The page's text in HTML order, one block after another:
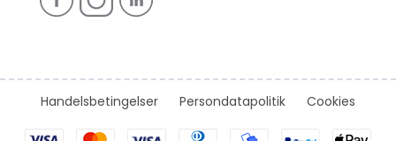
Handelsbetingelser Persondatapolitik Cookies